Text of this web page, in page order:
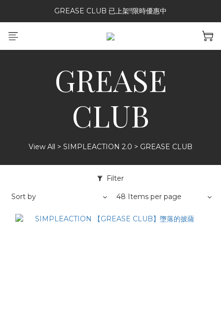
加入二手社群參加抽獎~~
GREASE CLUB 已上架!!限時優惠中
加入二手社群參加抽獎~~
GREASE
CLUB
View All > SIMPLEACTION 2.0 > GREASE CLUB
Filter
Sort by 48 Items per page